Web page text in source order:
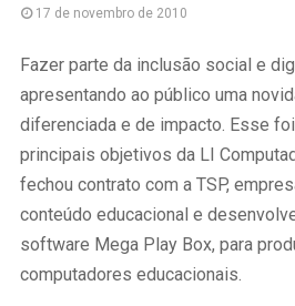
17 de novembro de 2010
Fazer parte da inclusão social e
apresentando ao público uma
diferenciada e de impacto. Esse
principais objetivos da LI
fechou contrato com a TSP,
conteúdo educacional e
software Mega Play Box, para
computadores educacionais.